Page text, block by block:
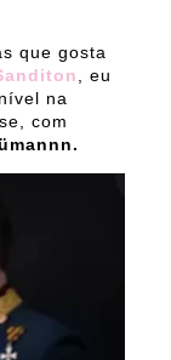
que gosta
, eu
na
com